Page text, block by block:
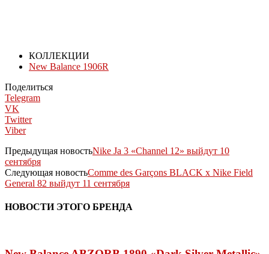
КОЛЛЕКЦИИ
New Balance 1906R
Поделиться
Telegram
VK
Twitter
Viber
Предыдущая новостьNike Ja 3 «Channel 12» выйдут 10
сентября
Следующая новостьComme des Garçons BLACK x Nike Field
General 82 выйдут 11 сентября
НОВОСТИ ЭТОГО БРЕНДА